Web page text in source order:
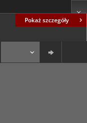
Pokaż szczegóły